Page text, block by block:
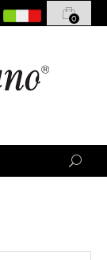
0